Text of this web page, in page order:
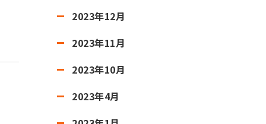
2023年12月
2023年11月
2023年10月
2023年4月